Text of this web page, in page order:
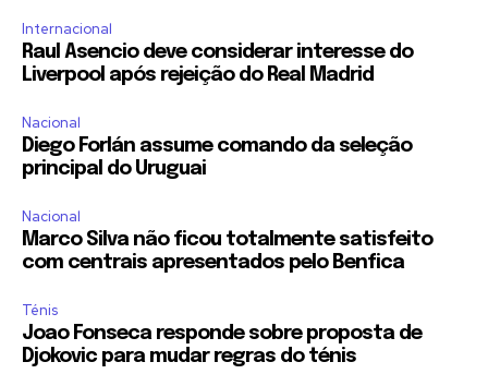
Internacional
Raul Asencio deve considerar interesse do
Liverpool após rejeição do Real Madrid
Nacional
Diego Forlán assume comando da seleção
principal do Uruguai
Nacional
Marco Silva não ficou totalmente satisfeito
com centrais apresentados pelo Benfica
Ténis
Joao Fonseca responde sobre proposta de
Djokovic para mudar regras do ténis